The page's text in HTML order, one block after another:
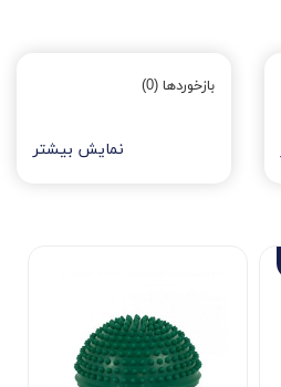
بازخوردها (0)
نمایش بیشتر